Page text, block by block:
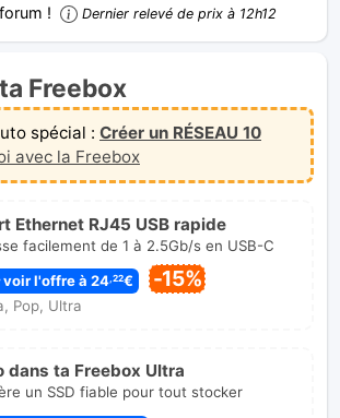
!
Dernier relevé de prix à 12h12
Freebox
spécial : Créer un RÉSEAU 10
avec la Freebox
Ethernet RJ45 USB rapide
facilement de 1 à 2.5Gb/s en USB-C
voir l'offre à 24,22€ -15%
Pop, Ultra
dans ta Freebox Ultra
un SSD fiable pour tout stocker